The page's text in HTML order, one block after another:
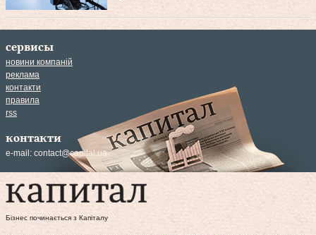
сервисы
новини компаній
реклама
контакти
правила
rss
контакти
e-mail: contact@capital.ua
Бізнес починається з Капіталу